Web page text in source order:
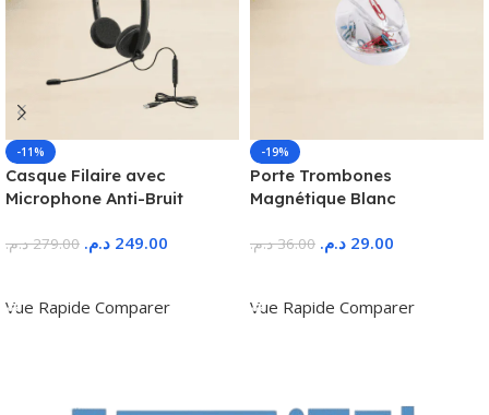
-11%
Casque Filaire avec
Microphone Anti-Bruit
279.00 د.م. 249.00 د.م.
Vue Rapide Comparer
-19%
Porte Trombones
Magnétique Blanc
36.00 د.م. 29.00 د.م.
Vue Rapide Comparer